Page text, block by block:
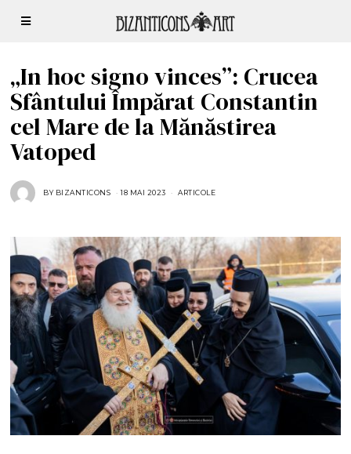
„In hoc signo vinces”: Crucea
Sfântului Împărat Constantin
cel Mare de la Mănăstirea
Vatoped
BY BIZANTICONS 18 MAI 2023
2
0
2
3
ARTICOLE